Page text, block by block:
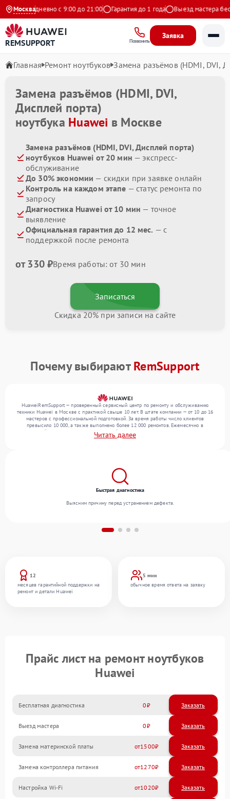
Москва
Ежедневно с 9:00 до 21:00 Гарантия до 1 года Выезд мастера
REMSUPPORT Позвонить
Заявка
Главная Ремонт ноутбуков Замена разъёмов (HDMI, DVI,
Замена разъёмов (HDMI, DVI,
Дисплей порта)
ноутбука Huawei в Москве
Замена разъёмов (HDMI, DVI, Дисплей порта)
ноутбуков Huawei от 20 мин — экспресс-
обслуживание
До 30% экономии — скидки при заявке онлайн
Контроль на каждом этапе — статус ремонта по
запросу
Диагностика Huawei от 10 мин — точное
выявление
Официальная гарантия до 12 мес. — с
поддержкой после ремонта
от 330 ₽Время работы: от 30 мин
Записаться
Скидка 20% при записи на сайте
Почему выбираютRemSupport
HuaweiRemSupport — проверенный сервисный центр по ремонту и обслуживанию
техники Huawei в Москве с практикой свыше 10 лет. В штате компании — от 10 до 16
мастеров с профессиональной подготовкой. За время работы число клиентов
превысило 10 000, а также выполнено более 12 000 ремонтов. Ежемесячно в
сервисный центр поступает от 300 устройств, включая , , . Мы выполняем ремонт
различного уровня сложности и гарантируем высокое качество обслуживания
Читать далее
12
месяцев гарантийной поддержки на
ремонт и детали Huawei
5 мин
обычное время ответа на заявку
Быстрая диагностика
Выясним причину перед устранением дефекта.
Прайс лист на ремонт ноутбуков
Huawei
Бесплатная диагностика 0 Заказать
Выезд мастера 0 Заказать
Замена материнской платы 1500
Замена контроллера питания 1270
Настройка Wi-Fi 1020